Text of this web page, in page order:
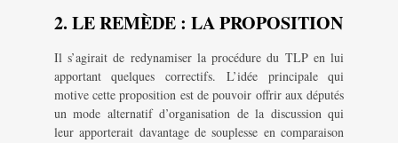
2. LE REMÈDE : LA PROPOSITION
Il s’agirait de redynamiser la procédure du TLP en lui
apportant quelques correctifs. L’idée principale qui
motive cette proposition est de pouvoir offrir aux députés
un mode alternatif d’organisation de la discussion qui
leur apporterait davantage de souplesse en comparaison